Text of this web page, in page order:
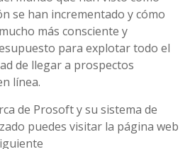
se han incrementado y cómo
más consciente y
para explotar todo el
de llegar a prospectos
línea.
de Prosoft y su sistema de
puedes visitar la página web